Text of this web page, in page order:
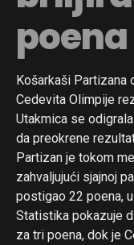
poena
Košarkaši Partizana
Cedevita Olimpije
Utakmica se
da preokrene
Partizan je tokom
zahvaljujući sjajnoj
postigao 22 poena,
Statistika pokazuje
za tri poena, dok je